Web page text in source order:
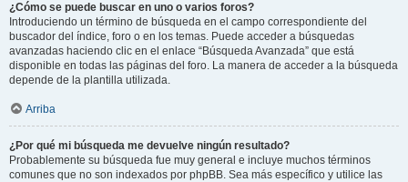
¿Cómo se puede buscar en uno o varios foros?
Introduciendo un término de búsqueda en el campo correspondiente del
buscador del índice, foro o en los temas. Puede acceder a búsquedas
avanzadas haciendo clic en el enlace “Búsqueda Avanzada” que está
disponible en todas las páginas del foro. La manera de acceder a la búsqueda
depende de la plantilla utilizada.
Arriba
¿Por qué mi búsqueda me devuelve ningún resultado?
Probablemente su búsqueda fue muy general e incluye muchos términos
comunes que no son indexados por phpBB. Sea más específico y utilice las